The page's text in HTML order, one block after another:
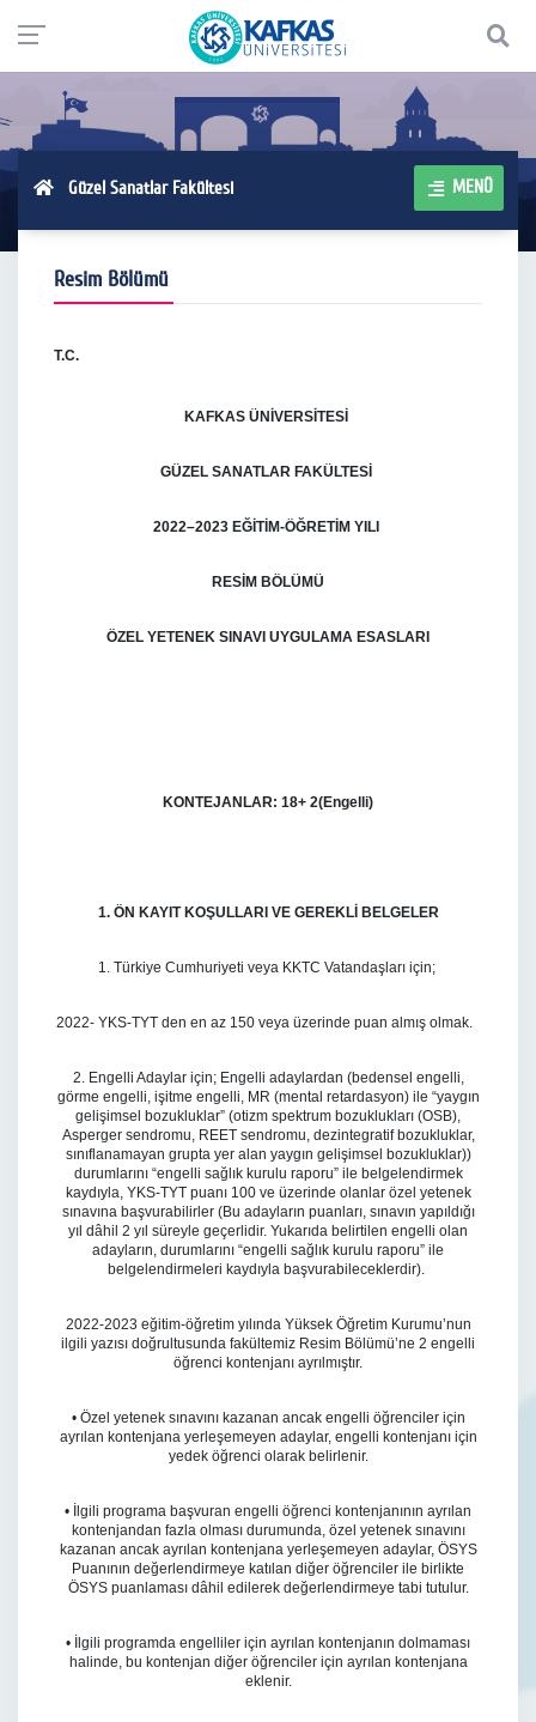
Güzel Sanatlar Fakültesi MENÜ
Resim Bölümü
T.C.
KAFKAS ÜNİVERSİTESİ
GÜZEL SANATLAR FAKÜLTESİ
2022–2023 EĞİTİM-ÖĞRETİM YILI
RESİM BÖLÜMÜ
ÖZEL YETENEK SINAVI UYGULAMA ESASLARI
KONTEJANLAR: 18+ 2(Engelli)
1. ÖN KAYIT KOŞULLARI VE GEREKLİ BELGELER
1. Türkiye Cumhuriyeti veya KKTC Vatandaşları için;
2022- YKS-TYT den en az 150 veya üzerinde puan almış olmak.
2. Engelli Adaylar için; Engelli adaylardan (bedensel engelli,
görme engelli, işitme engelli, MR (mental retardasyon) ile “yaygın
gelişimsel bozukluklar” (otizm spektrum bozuklukları (OSB),
Asperger sendromu, REET sendromu, dezintegratif bozukluklar,
sınıflanamayan grupta yer alan yaygın gelişimsel bozukluklar))
durumlarını “engelli sağlık kurulu raporu” ile belgelendirmek
kaydıyla, YKS-TYT puanı 100 ve üzerinde olanlar özel yetenek
sınavına başvurabilirler (Bu adayların puanları, sınavın yapıldığı
yıl dâhil 2 yıl süreyle geçerlidir. Yukarıda belirtilen engelli olan
adayların, durumlarını “engelli sağlık kurulu raporu” ile
belgelendirmeleri kaydıyla başvurabileceklerdir).
2022-2023 eğitim-öğretim yılında Yüksek Öğretim Kurumu’nun
ilgili yazısı doğrultusunda fakültemiz Resim Bölümü’ne 2 engelli
öğrenci kontenjanı ayrılmıştır.
• Özel yetenek sınavını kazanan ancak engelli öğrenciler için
ayrılan kontenjana yerleşemeyen adaylar, engelli kontenjanı için
yedek öğrenci olarak belirlenir.
• İlgili programa başvuran engelli öğrenci kontenjanının ayrılan
kontenjandan fazla olması durumunda, özel yetenek sınavını
kazanan ancak ayrılan kontenjana yerleşemeyen adaylar, ÖSYS
Puanının değerlendirmeye katılan diğer öğrenciler ile birlikte
ÖSYS puanlaması dâhil edilerek değerlendirmeye tabi tutulur.
• İlgili programda engelliler için ayrılan kontenjanın dolmaması
halinde, bu kontenjan diğer öğrenciler için ayrılan kontenjana
eklenir.